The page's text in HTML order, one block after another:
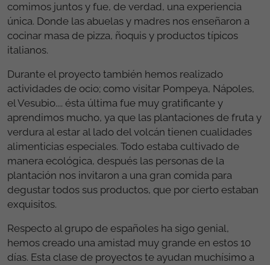
comimos juntos y fue, de verdad, una experiencia
única. Donde las abuelas y madres nos enseñaron a
cocinar masa de pizza, ñoquis y productos típicos
italianos.
Durante el proyecto también hemos realizado
actividades de ocio; como visitar Pompeya, Nápoles,
el Vesubio.... ésta última fue muy gratificante y
aprendimos mucho, ya que las plantaciones de fruta y
verdura al estar al lado del volcán tienen cualidades
alimenticias especiales. Todo estaba cultivado de
manera ecológica, después las personas de la
plantación nos invitaron a una gran comida para
degustar todos sus productos, que por cierto estaban
exquisitos.
Respecto al grupo de españoles ha sigo genial,
hemos creado una amistad muy grande en estos 10
días. Esta clase de proyectos te ayudan muchísimo a